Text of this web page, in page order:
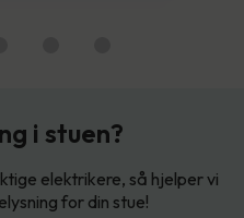
i stuen?
elektrikere, så hjelper vi
for din stue!